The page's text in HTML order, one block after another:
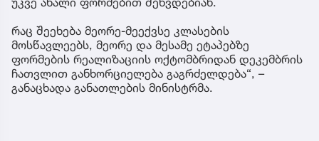
რაც შეეხება მეორე-მეექვსე კლასების
მოსწავლეებს, მეორე და მესამე ეტაპებზე
ფორმების რეალიზაციის ოქტომბრიდან დეკემბრის
ჩათვლით განხორციელება გაგრძელდება“, –
განაცხადა განათლების მინისტრმა.